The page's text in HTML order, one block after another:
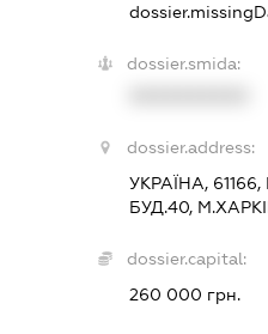
dossier.smida:
dossier.address:
УКРАЇНА,
БУД.40,
dossier.capital:
260 000 грн.